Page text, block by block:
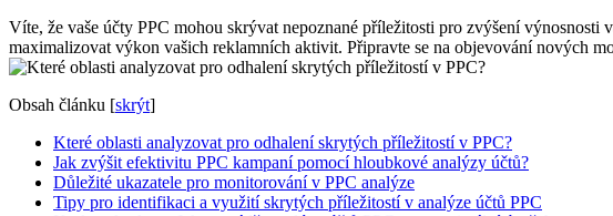
Víte, že vaše účty PPC mohou skrývat nepoznané příležitosti pro zvýšení
maximalizovat výkon vašich reklamních aktivit. Připravte se na objevování nových
Obsah článku [skrýt]
Které oblasti analyzovat pro odhalení skrytých příležitostí v PPC?
Jak zvýšit efektivitu PPC kampaní pomocí hloubkové analýzy účtů?
Důležité ukazatele pro monitorování v PPC analýze
Tipy pro identifikaci a využití skrytých příležitostí v analýze účtů PPC